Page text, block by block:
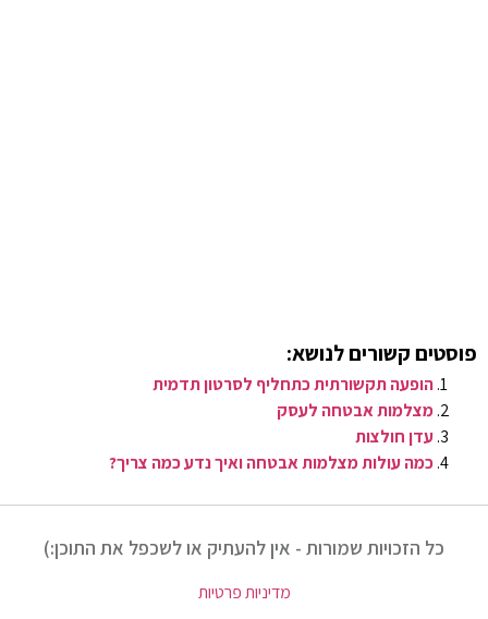
פוסטים קשורים לנושא:
הופעה תקשורתית כתחליף לסרטון תדמית
מצלמות אבטחה לעסק
עדן חולצות
כמה עולות מצלמות אבטחה ואיך נדע כמה צריך?
כל הזכויות שמורות - אין להעתיק או לשכפל את התוכן:)
מדיניות פרטיות